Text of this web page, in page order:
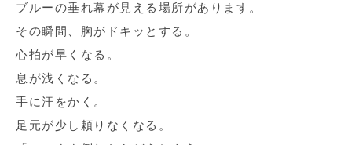
ブルーの垂れ幕が見える場所があります。
その瞬間、胸がドキッとする。
心拍が早くなる。
息が浅くなる。
手に汗をかく。
足元が少し頼りなくなる。